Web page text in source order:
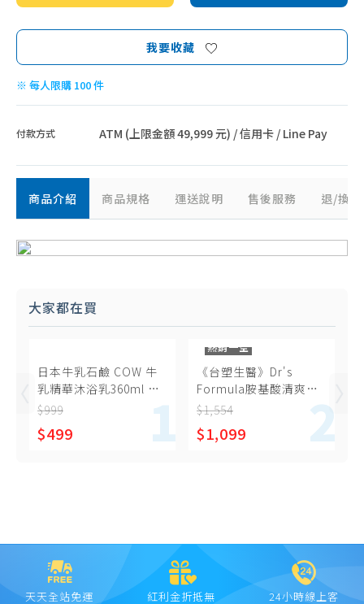
我要收藏
※ 每人限購 100 件
付款方式 ATM (上限金額 49,999 元) / 信用卡 / Line Pay
商品介紹 商品規格 運送說明 售後服務 退/換
大家都在買
日本牛乳石鹼 COW 牛
乳精華沐浴乳360ml 補
充包*6包
$999
$499
熱銷一空
《台塑生醫》Dr's
Formula胺基酸清爽肌
沐浴乳 (雪皂香氛)
$1,554
$1,099
天天全站免運
紅利金折抵無
24小時線上客